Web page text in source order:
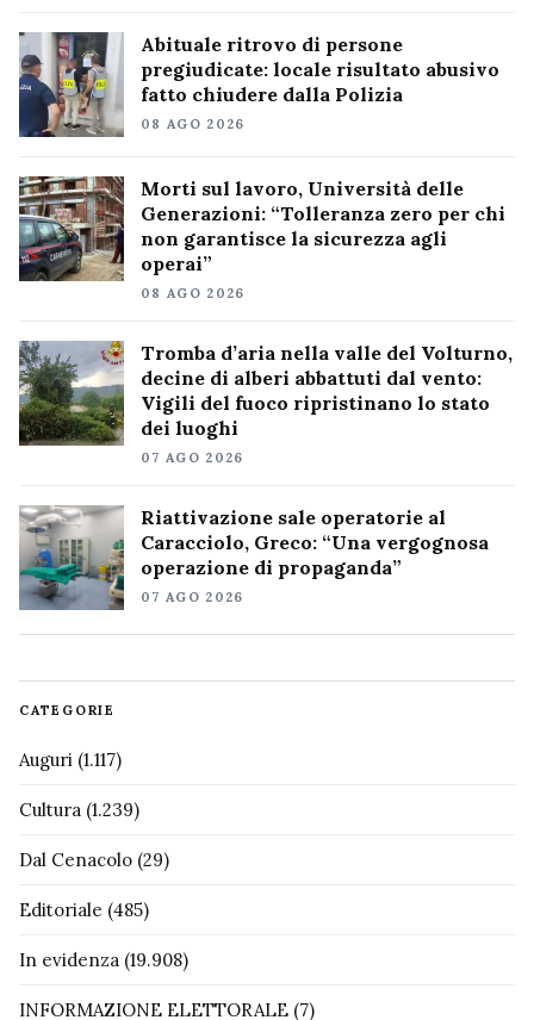
Abituale ritrovo di persone
pregiudicate: locale risultato abusivo
fatto chiudere dalla Polizia
08 AGO 2026
Morti sul lavoro, Università delle
Generazioni: “Tolleranza zero per chi
non garantisce la sicurezza agli
operai”
08 AGO 2026
Tromba d’aria nella valle del Volturno,
decine di alberi abbattuti dal vento:
Vigili del fuoco ripristinano lo stato
dei luoghi
07 AGO 2026
Riattivazione sale operatorie al
Caracciolo, Greco: “Una vergognosa
operazione di propaganda”
07 AGO 2026
CATEGORIE
Auguri (1.117)
Cultura (1.239)
Dal Cenacolo (29)
Editoriale (485)
In evidenza (19.908)
INFORMAZIONE ELETTORALE (7)